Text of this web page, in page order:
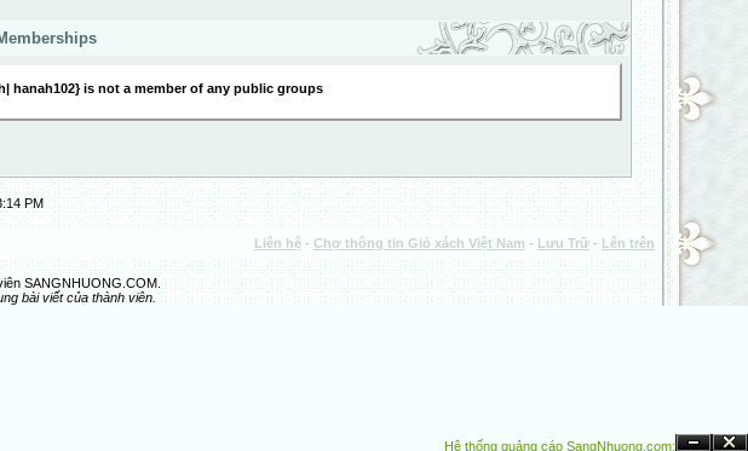
hanah102} is not a member of any public groups
Hệ thống quảng cáo SangNhuong.com;
PM
Liên hệ - Chợ thông tin Giỏ xách Việt Nam - Lưu Trữ - Lên trên
SANGNHUONG.COM.
bài viết của thành viên.